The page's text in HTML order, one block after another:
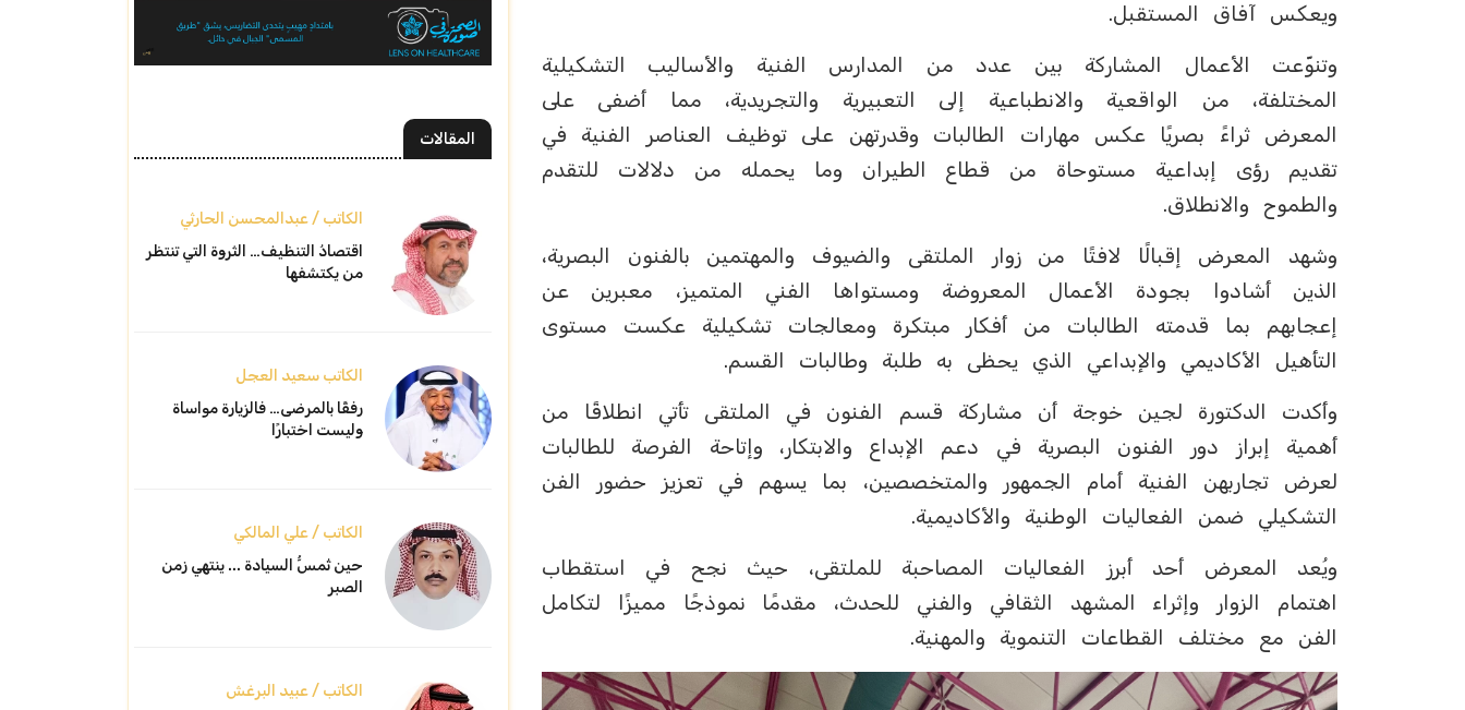
ويعكس آفاق المستقبل.
وتنوّعت الأعمال المشاركة بين عدد من المدارس الفنية والأساليب التشكيلية
المختلفة، من الواقعية والانطباعية إلى التعبيرية والتجريدية، مما أضفى على
المعرض ثراءً بصريًا عكس مهارات الطالبات وقدرتهن على توظيف العناصر الفنية في
تقديم رؤى إبداعية مستوحاة من قطاع الطيران وما يحمله من دلالات للتقدم
والطموح والانطلاق.
وشهد المعرض إقبالًا لافتًا من زوار الملتقى والضيوف والمهتمين بالفنون البصرية،
الذين أشادوا بجودة الأعمال المعروضة ومستواها الفني المتميز، معبرين عن
إعجابهم بما قدمته الطالبات من أفكار مبتكرة ومعالجات تشكيلية عكست مستوى
التأهيل الأكاديمي والإبداعي الذي يحظى به طلبة وطالبات القسم.
وأكدت الدكتورة لجين خوجة أن مشاركة قسم الفنون في الملتقى تأتي انطلاقًا من
أهمية إبراز دور الفنون البصرية في دعم الإبداع والابتكار، وإتاحة الفرصة للطالبات
لعرض تجاربهن الفنية أمام الجمهور والمتخصصين، بما يسهم في تعزيز حضور الفن
التشكيلي ضمن الفعاليات الوطنية والأكاديمية.
ويُعد المعرض أحد أبرز الفعاليات المصاحبة للملتقى، حيث نجح في استقطاب
اهتمام الزوار وإثراء المشهد الثقافي والفني للحدث، مقدمًا نموذجًا مميزًا لتكامل
الفن مع مختلف القطاعات التنموية والمهنية.
المقالات
الكاتب / عبدالمحسن الحارثي
اقتصادُ التنظيف… الثروة التي تنتظر
من يكتشفها
الكاتب سعيد العجل
رفقًا بالمرضى… فالزيارة مواساة
وليست اختبارًا
الكاتب / علي المالكي
حين تُمسُّ السيادة ... ينتهي زمن
الصبر
الكاتب / عبيد البرغش